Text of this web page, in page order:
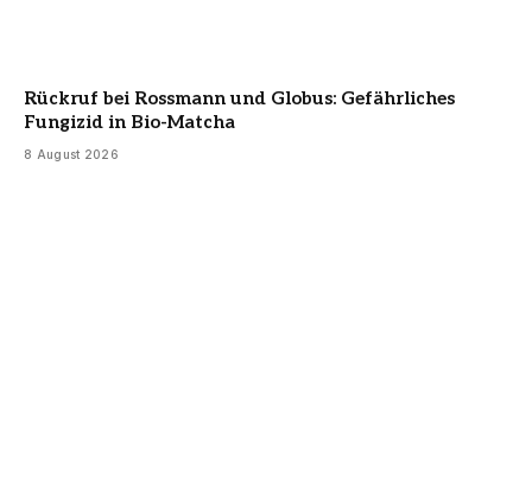
Rückruf bei Rossmann und Globus: Gefährliches
Fungizid in Bio-Matcha
8 August 2026